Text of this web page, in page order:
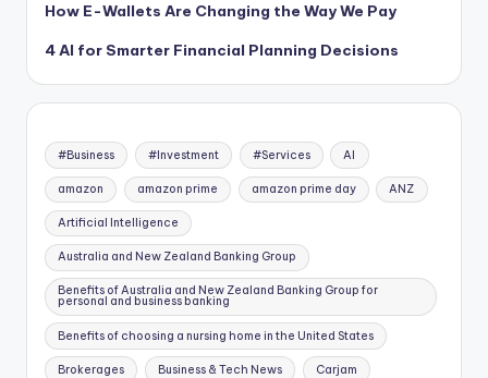
How E-Wallets Are Changing the Way We Pay
4 AI for Smarter Financial Planning Decisions
#Business #Investment #Services AI
amazon amazon prime amazon prime day ANZ
Artificial Intelligence
Australia and New Zealand Banking Group
Benefits of Australia and New Zealand Banking Group for
personal and business banking
Benefits of choosing a nursing home in the United States
Brokerages Business & Tech News Carjam